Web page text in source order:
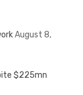
August 8,
$225mn